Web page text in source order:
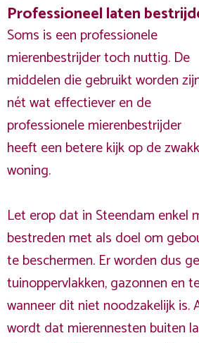
Professioneel laten
Soms is een professionele
mierenbestrijder toch nuttig. De
middelen die gebruikt worden
nét wat effectiever en de
professionele mierenbestrijder
heeft een betere kijk op de
woning.
Let erop dat in Steendam enkel
bestreden met als doel om
te beschermen. Er worden dus
tuinoppervlakken, gazonnen en
wanneer dit niet noodzakelijk is.
wordt dat mierennesten buiten